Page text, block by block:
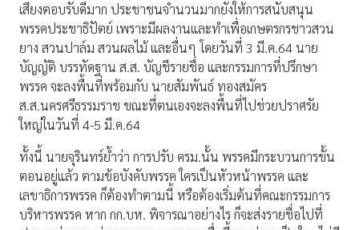
เสียงตอบรับดีมาก ประชาชนจำนวนมากยังให้การสนับสนุน
พรรคประชาธิปัตย์ เพราะมีผลงานและทำเพื่อเกษตรกรชาวสวน
ยาง สวนปาล์ม สวนผลไม้ และอื่นๆ โดยวันที่ 3 มี.ค.64 นาย
บัญญัติ บรรทัดฐาน ส.ส. บัญชีรายชื่อ และกรรมการที่ปรึกษา
พรรค จะลงพื้นที่พร้อมกับ นายสัมพันธ์ ทองสมัคร
ส.ส.นครศรีธรรมราช ขณะที่ตนเองจะลงพื้นที่ไปช่วยปราศรัย
ใหญ่ในวันที่ 4-5 มี.ค.64
ทั้งนี้ นายจุรินทร์ย้ำว่า การปรับ ครม.นั้น พรรคมีกระบวนการขั้น
ตอนอยู่แล้ว ตามข้อบังคับพรรค ใครเป็นหัวหน้าพรรค และ
เลขาธิการพรรค ก็ต้องทำตามนี้ หรือต้องเริ่มต้นที่คณะกรรมการ
บริหารพรรค หาก กก.บห. พิจารณาอย่างไร ก็จะส่งรายชื่อไปที่